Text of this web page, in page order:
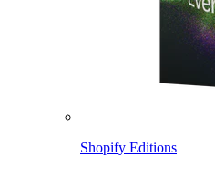
Shopify Editions